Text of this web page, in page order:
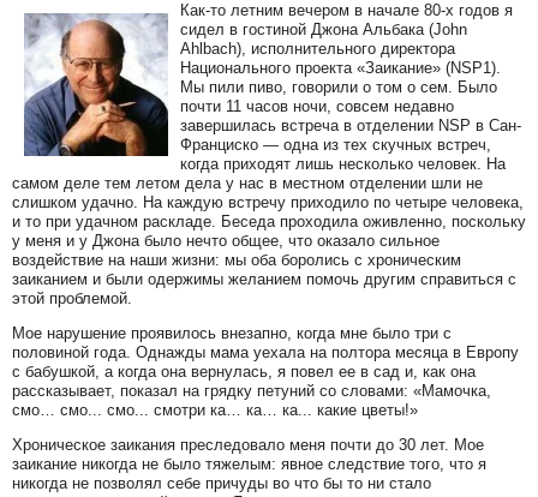
Как-то летним вечером в начале 80-х годов я
сидел в гостиной Джона Альбака (John
Ahlbach), исполнительного директора
Национального проекта «Заикание» (NSP1).
Мы пили пиво, говорили о том о сем. Было
почти 11 часов ночи, совсем недавно
завершилась встреча в отделении NSP в Сан-
Франциско — одна из тех скучных встреч,
когда приходят лишь несколько человек. На
самом деле тем летом дела у нас в местном отделении шли не
слишком удачно. На каждую встречу приходило по четыре человека,
и то при удачном раскладе. Беседа проходила оживленно, поскольку
у меня и у Джона было нечто общее, что оказало сильное
воздействие на наши жизни: мы оба боролись с хроническим
заиканием и были одержимы желанием помочь другим справиться с
этой проблемой.
Мое нарушение проявилось внезапно, когда мне было три с
половиной года. Однажды мама уехала на полтора месяца в Европу
с бабушкой, а когда она вернулась, я повел ее в сад и, как она
рассказывает, показал на грядку петуний со словами: «Мамочка,
смо… смо... смо... смотри ка… ка… ка... какие цветы!»
Хроническое заикания преследовало меня почти до 30 лет. Мое
заикание никогда не было тяжелым: явное следствие того, что я
никогда не позволял себе причуды во что бы то ни стало